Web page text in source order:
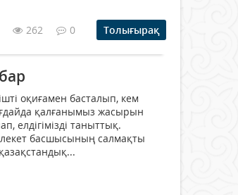
262 0 Толығырақ
оқиғамен басталып, кем
қалғанымыз жасырын
елдігімізді таныттық.
басшысының салмақты